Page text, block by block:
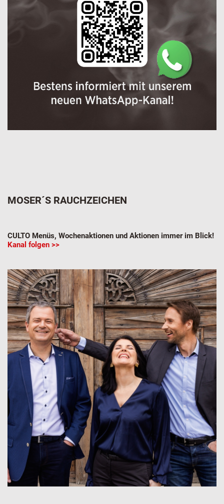
MOSER´S RAUCHZEICHEN
CULTO Menüs, Wochenaktionen und Aktionen immer im Blick!
Kanal folgen >>